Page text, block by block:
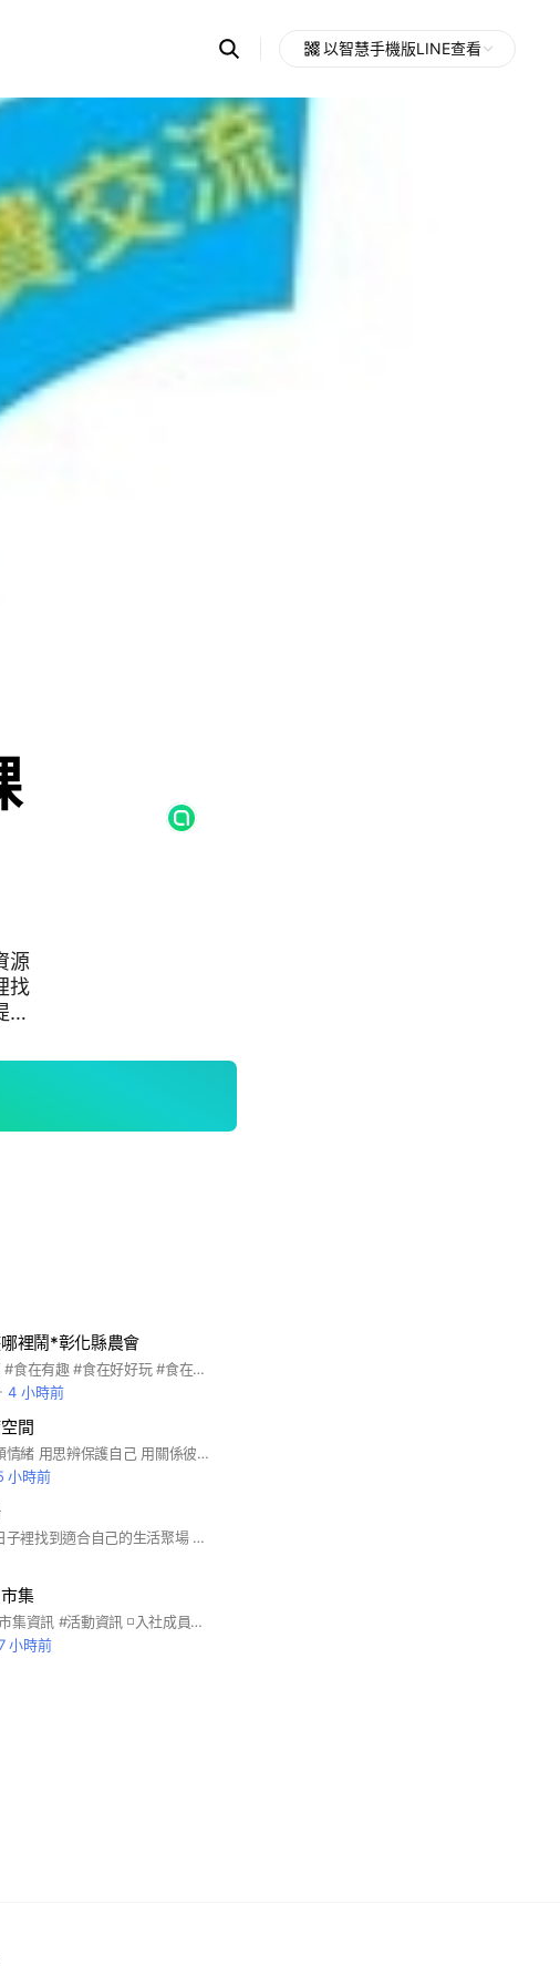
Search
OpenChats
messages
search
area
以智慧手機版LINE查看
源
找
升
裡鬧*彰化縣農會
#食農教育 #食在有趣 #食在好好玩 #食在健康 #食在安心 @77彰化農遊543
4 小時前
間
用身體安頓情緒 用思辨保護自己 用關係彼此成全
小時前
在彰化的日子裡找到適合自己的生活聚場 不厝——彰化市成功路247號 #彰化生活 #沙龍聊天 #讀書會 #人體速寫 #微醺畫畫 #工作坊 #講座 #表演 #品酒會 #一支會 #烤肉 #看電影 #市集 #展覽 #辦桌 #DJ #音樂 #肢體舞蹈 #劇場
集
◽️高賓閣 #市集資訊 #活動資訊 ◽️入社成員名稱：品牌名/姓名 😊謝謝大家😊
小時前